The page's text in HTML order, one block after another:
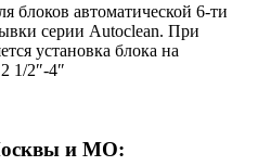
блоков автоматической 6-ти
серии Autoclean. При
установка блока на
1/2″-4″
и МО: